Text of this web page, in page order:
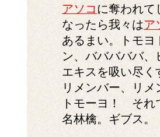
アソコ に奪われて
なったら我々はア
あるまい。トモ
ン、バババババ
エキスを吸い尽
リメンバー、リ
トモーヨ！ それ
名林檎。ギブス。